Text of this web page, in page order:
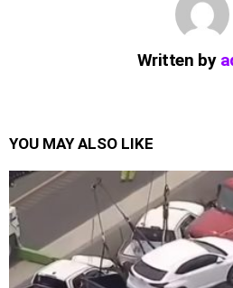
Written by
YOU MAY ALSO LIKE